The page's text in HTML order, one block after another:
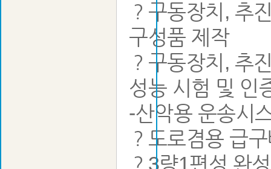
？구동장치, 추
구성품 제작
？구동장치, 추
성능 시험 및 인
-산악용 운송시
？도로겸용 급
？3량1편성 완